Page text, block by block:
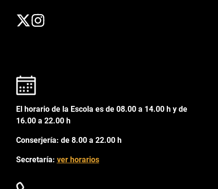
El horario de la Escola es de 08.00 a 14.00 h y de
16.00 a 22.00 h
Conserjería: de 8.00 a 22.00 h
Secretaría: ver horarios